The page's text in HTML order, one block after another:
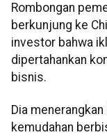
Rombongan
berkunjung ke
investor bahwa
dipertahankan
bisnis.
Dia
kemudahan